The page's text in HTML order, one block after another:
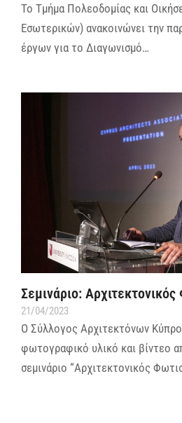
Το Τμήμα Πολεοδομίας και
Εσωτερικών) ανακοινώνει την
έργων για το Διαγωνισμό…
Σεμινάριο:
21/04/2023
Ο Σύλλογος Αρχιτεκτόνων
φωτογραφικό υλικό και βίντεο
σεμινάριο “Αρχιτεκτονικός